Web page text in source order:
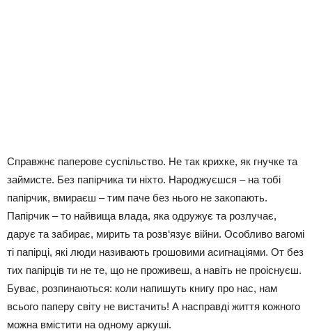
Справжнє паперове суспільство. Не так крихке, як гнучке та
займисте. Без папірчика ти ніхто. Народжуєшся – на тобі
папірчик, вмираєш – тим паче без нього не закопають.
Папірчик – то найвища влада, яка одружує та розлучає,
дарує та забирає, мирить та розв‘язує війни. Особливо вагомі
ті папірці, які люди називають грошовими асигнаціями. От без
тих папірців ти не те, що не проживеш, а навіть не проіснуєш.
Буває, розпинаються: коли напишуть книгу про нас, нам
всього паперу світу не вистачить! А насправді життя кожного
можна вмістити на одному аркуші.